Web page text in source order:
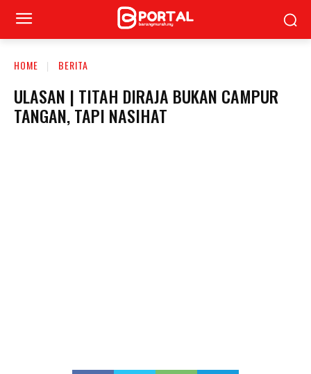
HOME BERITA
ULASAN | TITAH DIRAJA BUKAN CAMPUR
TANGAN, TAPI NASIHAT